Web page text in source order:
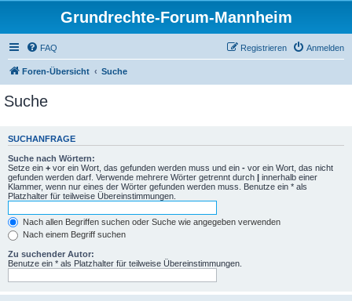
Grundrechte-Forum-Mannheim
FAQ Anmelden
Registrieren
Foren-Übersicht Suche
Suche
SUCHANFRAGE
Suche nach Wörtern:
Setze ein + vor ein Wort, das gefunden werden muss und ein - vor ein Wort, das nicht
gefunden werden darf. Verwende mehrere Wörter getrennt durch | innerhalb einer
Klammer, wenn nur eines der Wörter gefunden werden muss. Benutze ein * als
Platzhalter für teilweise Übereinstimmungen.
Nach allen Begriffen suchen oder Suche wie angegeben verwenden
Nach einem Begriff suchen
Zu suchender Autor:
Benutze ein * als Platzhalter für teilweise Übereinstimmungen.